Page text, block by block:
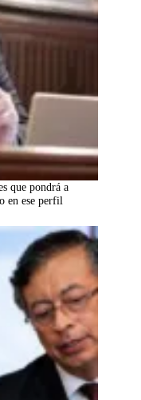
que pondrá a
en ese perfil